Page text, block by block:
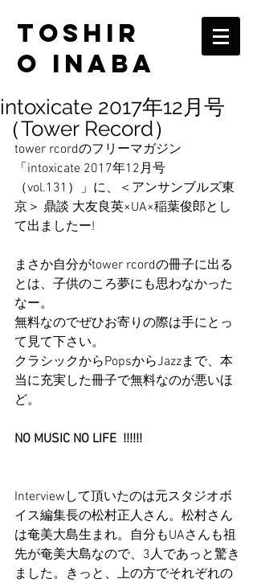
TOSHIR
O INABA
intoxicate 2017年12月号
（Tower Record）
tower rcordのフリーマガジン
「intoxicate 2017年12月号
（vol.131）」に、＜アンサンブルズ東
京＞ 鼎談 大友良英×UA×稲葉俊郎とし
て出ましたー!
まさか自分がtower rcordの冊子に出る
とは、子供のころ夢にも思わなかった
なー。
無料なのでぜひお寄りの際は手にとっ
て見て下さい。
クラシックからPopsからJazzまで、本
当に充実した冊子で無料なのが悪いほ
ど。
NO MUSIC NO LIFE  !!!!!!
Interviewして頂いたのは元スタジオボ
イス編集長の松村正人さん。松村さん
は奄美大島生まれ。自分もUAさんも祖
先が奄美大島なので、3人であっと驚き
ました。きっと、上の方でそれぞれの